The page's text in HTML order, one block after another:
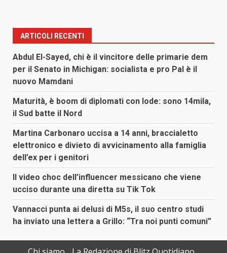
ARTICOLI RECENTI
Abdul El-Sayed, chi è il vincitore delle primarie dem
per il Senato in Michigan: socialista e pro Pal è il
nuovo Mamdani
Maturità, è boom di diplomati con lode: sono 14mila,
il Sud batte il Nord
Martina Carbonaro uccisa a 14 anni, braccialetto
elettronico e divieto di avvicinamento alla famiglia
dell’ex per i genitori
Il video choc dell’influencer messicano che viene
ucciso durante una diretta su Tik Tok
Vannacci punta ai delusi di M5s, il suo centro studi
ha inviato una lettera a Grillo: “Tra noi punti comuni”